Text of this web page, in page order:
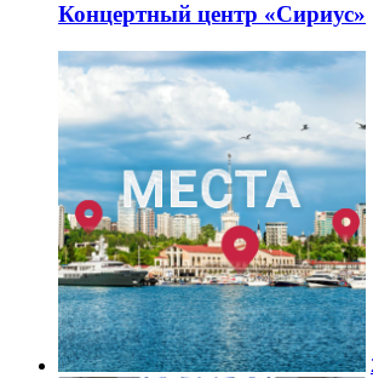
Концертный центр «Сириус»